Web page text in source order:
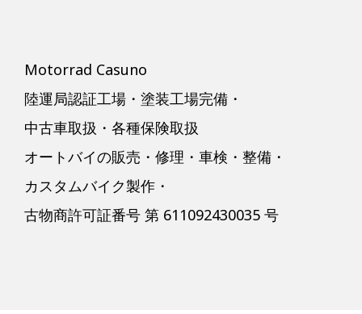
Motorrad Casuno
陸運局認証工場・塗装工場完備・
中古車取扱・各種保険取扱
オートバイの販売・修理・車検・整備・
カスタムバイク製作・
古物商許可証番号 第 611092430035 号